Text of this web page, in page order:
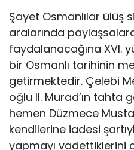
Şayet Osmanlılar ülüş
aralarında
faydalanacağına XVI.
bir Osmanlı tarihinin
getirmektedir. Çelebi
oğlu II. Murad’ın tahta
hemen Düzmece
kendilerine iadesi
yapmayı vadettiklerini